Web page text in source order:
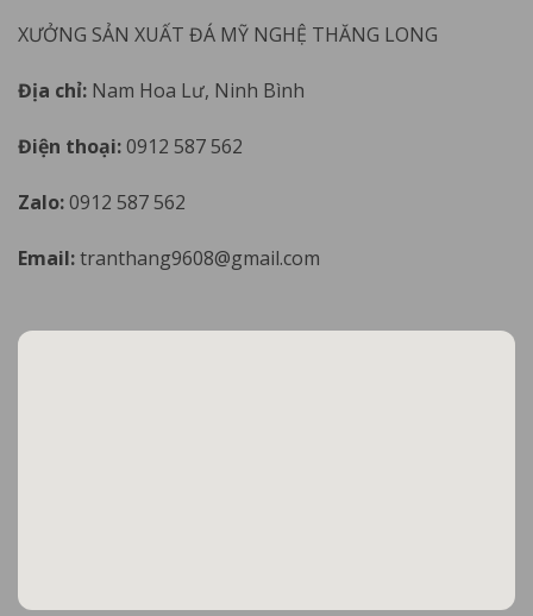
XƯỞNG SẢN XUẤT ĐÁ MỸ NGHỆ THĂNG LONG
Địa chỉ: Nam Hoa Lư, Ninh Bình
Điện thoại:0912 587 562
Zalo:0912 587 562
Email:tranthang9608@gmail.com